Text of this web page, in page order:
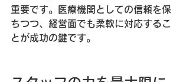
重要です。医療機関としての信頼を保
ちつつ、経営面でも柔軟に対応するこ
とが成功の鍵です。